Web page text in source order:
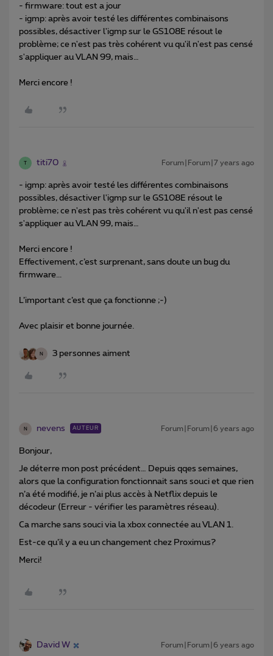
- firmware: tout est a jour
- igmp: après avoir testé les différentes combinaisons
possibles, désactiver l'igmp sur le GS108E résout le
problème; ce n'est pas très cohérent vu qu'il n'est pas censé
s'appliquer au VLAN 99, mais…
Merci encore !
T titi70 Forum|Forum|7 years ago
- igmp: après avoir testé les différentes combinaisons
possibles, désactiver l'igmp sur le GS108E résout le
problème; ce n'est pas très cohérent vu qu'il n'est pas censé
s'appliquer au VLAN 99, mais…
Merci encore !
Effectivement, c’est surprenant, sans doute un bug du
firmware...
L’important c’est que ça fonctionne ;-)
Avec plaisir et bonne journée.
N 3 personnes aiment
N nevens AUTEUR Forum|Forum|6 years ago
Bonjour,
Je déterre mon post précédent… Depuis qqes semaines,
alors que la configuration fonctionnait sans souci et que rien
n’a été modifié, je n’ai plus accès à Netflix depuis le
décodeur (Erreur - vérifier les paramètres réseau).
Ca marche sans souci via la xbox connectée au VLAN 1.
Est-ce qu’il y a eu un changement chez Proximus?
Merci!
David W Forum|Forum|6 years ago